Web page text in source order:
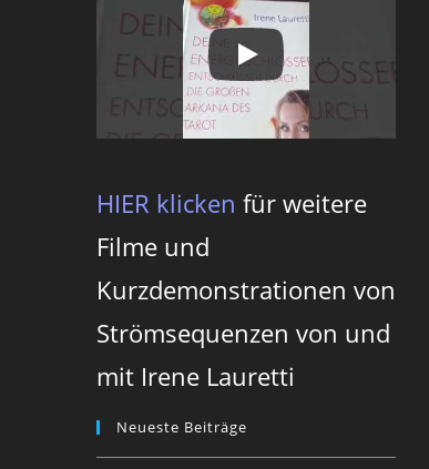
HIER klicken für weitere
Filme und
Kurzdemonstrationen von
Strömsequenzen von und
mit Irene Lauretti
Neueste Beiträge